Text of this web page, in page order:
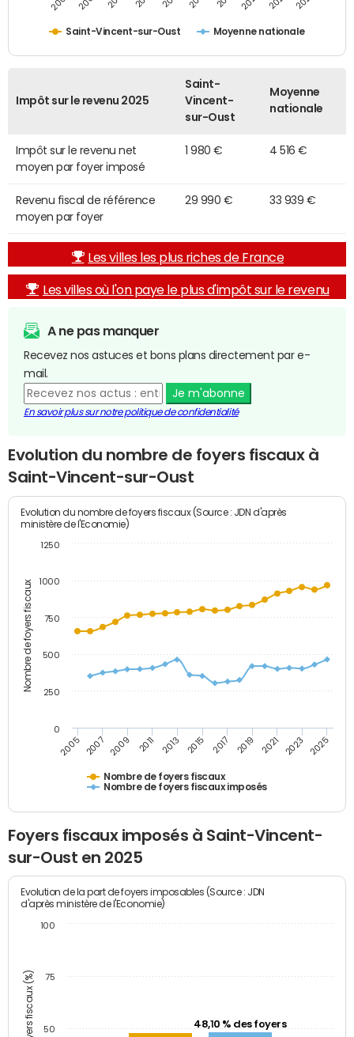
Saint-Vincent-sur-Oust Moyenne nationale
Impôt sur le revenu 2025
Saint-
Vincent-
sur-Oust
Moyenne
nationale
Impôt sur le revenu net
moyen par foyer imposé
1 980 € 4 516 €
Revenu fiscal de référence
moyen par foyer
29 990 € 33 939 €
Les villes les plus riches de France
Les villes où l'on paye le plus d'impôt sur le revenu
A ne pas manquer
Recevez nos astuces et bons plans directement par e-
mail.
Je m'abonne
En savoir plus sur notre politique de confidentialité
Evolution du nombre de foyers fiscaux à
Saint-Vincent-sur-Oust
Nombre de foyers fiscaux
Evolution du nombre de foyers fiscaux (Source : JDN d'après
ministère de l'Economie)
Nombre de foyers fiscaux
Nombre de foyers fiscaux imposés
2005 2007 2009 2011 2013 2015 2017 2019 2021 2023 2025
0
250
500
750
1000
1250
Foyers fiscaux imposés à Saint-Vincent-
sur-Oust en 2025
Evolution de la part de foyers imposables (Source : JDN
d'après ministère de l'Economie)
48,10 % des foyers
50
75
100